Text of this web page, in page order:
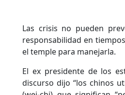
Las crisis no pueden
responsabilidad en
el temple para manejarla.
El ex presidente de los
discurso dijo “los chinos